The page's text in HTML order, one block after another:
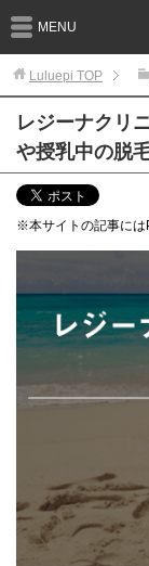
MENU
Luluepi TOP
レジーナクリ
や授乳中の脱
※本サイトの記事には